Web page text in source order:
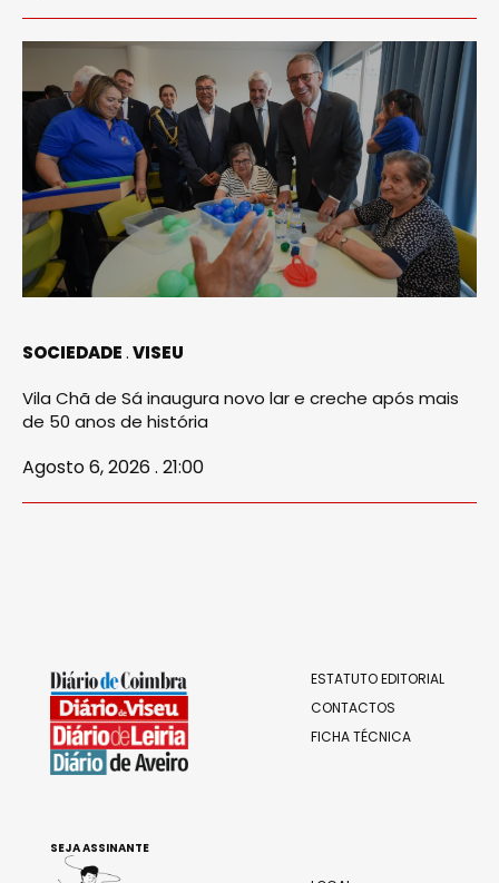
SOCIEDADE VISEU
Vila Chã de Sá inaugura novo lar e creche após mais
de 50 anos de história
Agosto 6, 2026 . 21:00
ESTATUTO EDITORIAL
CONTACTOS
FICHA TÉCNICA
SEJA ASSINANTE